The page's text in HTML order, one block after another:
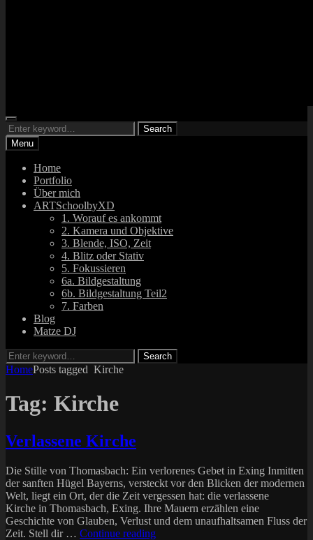
ARTsbyXD
Fotograf und DJ
Search
Search
for:
Search
Menu
Home
Portfolio
Über mich
ARTSchoolbyXD
1. Worauf es ankommt
2. Kamera und Objektive
3. Blende, ISO, Zeit
4. Blitz oder Stativ
5. Fokussieren
6a. Bildgestaltung
6b. Bildgestaltung Teil2
7. Farben
Blog
Matze DJ
Search
for:
Search
HomePosts tagged Kirche
Tag: Kirche
Verlassene Kirche
Die Stille von Thomasbach: Ein verlorenes Gebet in Exing Inmitten
der sanften Hügel Bayerns, versteckt vor den Blicken der modernen
Welt, liegt ein Ort, der die Zeit vergessen hat: die verlassene
Kirche in Thomasbach, Exing. Ihre Mauern erzählen eine
Geschichte von Glauben, Verlust und dem unaufhaltsamen Fluss der
Zeit. Stell dir … Continue readingVerlassene